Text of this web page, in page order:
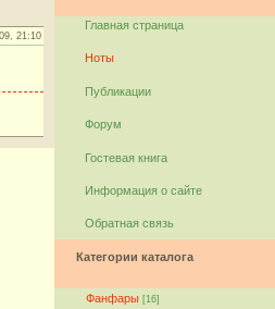
21:10
Главная страница
Ноты
Публикации
Форум
Гостевая книга
Информация о сайте
Обратная связь
Категории каталога
Фанфары [16]